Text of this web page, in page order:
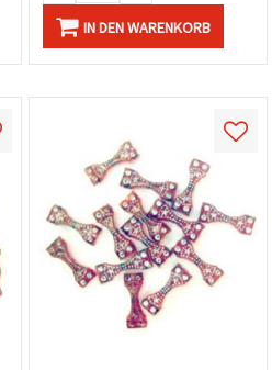
IN DEN WARENKORB